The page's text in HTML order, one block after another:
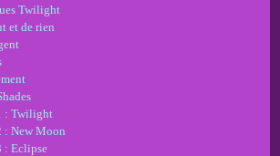
Twilight
et de rien
: Twilight
: New Moon
: Eclipse